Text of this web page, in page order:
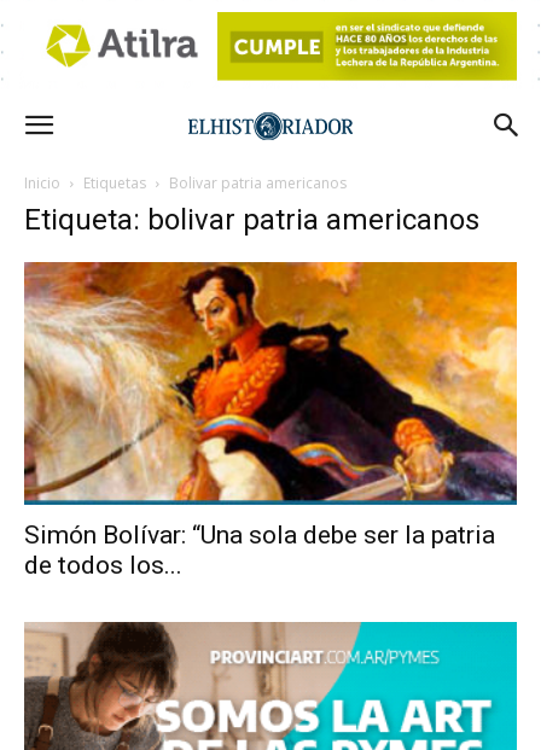
Inicio Etiquetas Bolivar patria americanos
Etiqueta: bolivar patria americanos
Simón Bolívar: “Una sola debe ser la patria
de todos los...